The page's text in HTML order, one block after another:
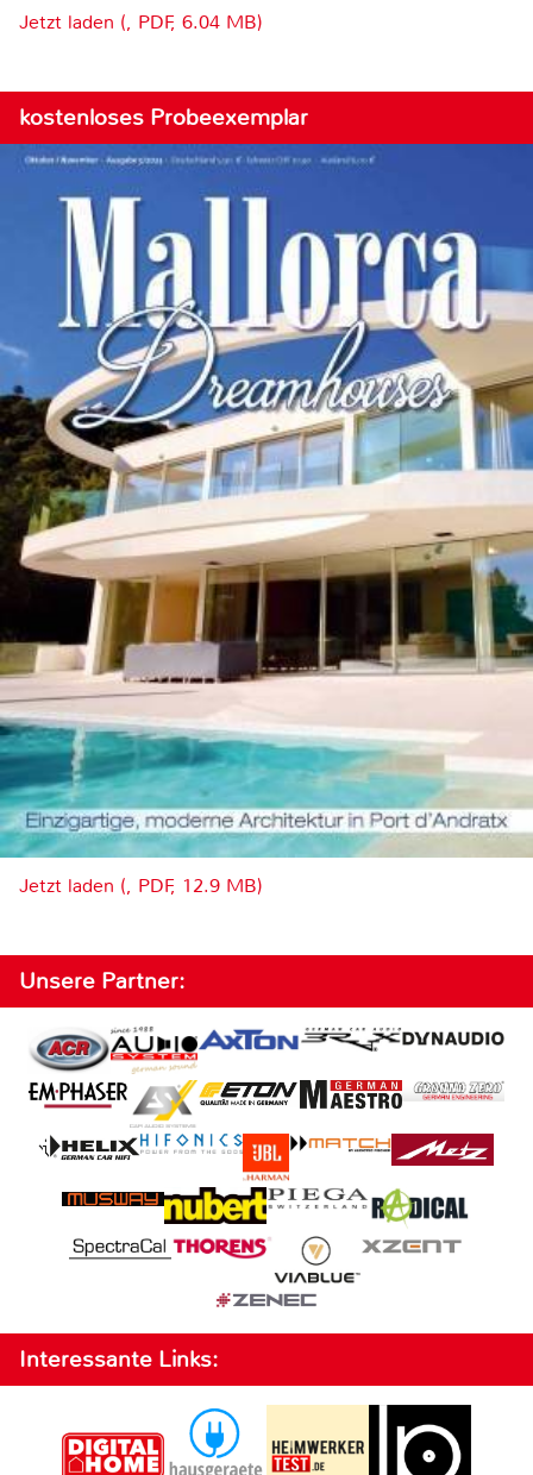
Jetzt laden (, PDF, 6.04 MB)
kostenloses Probeexemplar
Jetzt laden (, PDF, 12.9 MB)
Unsere Partner:
Interessante Links: